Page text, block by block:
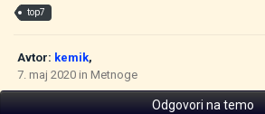
top7
Avtor: kemik,
7. maj 2020 in Metnoge
Odgovori na temo